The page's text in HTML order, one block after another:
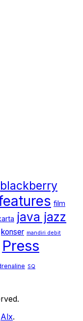
blackberry
film
java jazz
konser mandiri debit
Press
SQ
Alx.